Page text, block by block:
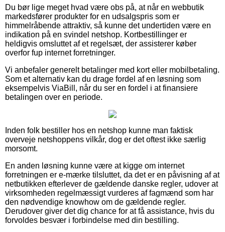
Du bør lige meget hvad være obs på, at når en webbutik
markedsfører produkter for en udsalgspris som er
himmelråbende attraktiv, så kunne det undertiden være en
indikation på en svindel netshop. Kortbestillinger er
heldigvis omsluttet af et regelsæt, der assisterer køber
overfor fup internet forretninger.
Vi anbefaler generelt betalinger med kort eller mobilbetaling.
Som et alternativ kan du drage fordel af en løsning som
eksempelvis ViaBill, når du ser en fordel i at finansiere
betalingen over en periode.
Inden folk bestiller hos en netshop kunne man faktisk
overveje netshoppens vilkår, dog er det oftest ikke særlig
morsomt.
En anden løsning kunne være at kigge om internet
forretningen er e-mærke tilsluttet, da det er en påvisning af at
netbutikken efterlever de gældende danske regler, udover at
virksomheden regelmæssigt vurderes af fagmænd som har
den nødvendige knowhow om de gældende regler.
Derudover giver det dig chance for at få assistance, hvis du
forvoldes besvær i forbindelse med din bestilling.